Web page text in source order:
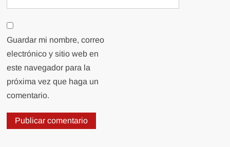
Guardar mi nombre, correo
electrónico y sitio web en
este navegador para la
próxima vez que haga un
comentario.